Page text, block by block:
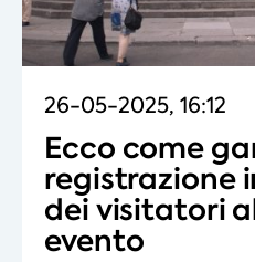
26-05-2025, 16:12
Ecco come
registrazione
dei visitatori
evento